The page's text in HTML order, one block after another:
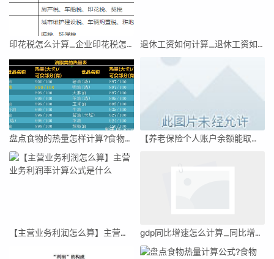
印花税怎么计算_企业印花税怎么申报 退休工资如何计算_退休工资如何计算2022
盘点食物的热量怎样计算?食物的热量怎样计算 【养老保险个人账户余额能取出来吗】企业养老保险个人账户余额能取出来吗
【主营业务利润怎么算】主营业务利润率计算公式是什么 gdp同比增速怎么计算_同比增速怎么计算